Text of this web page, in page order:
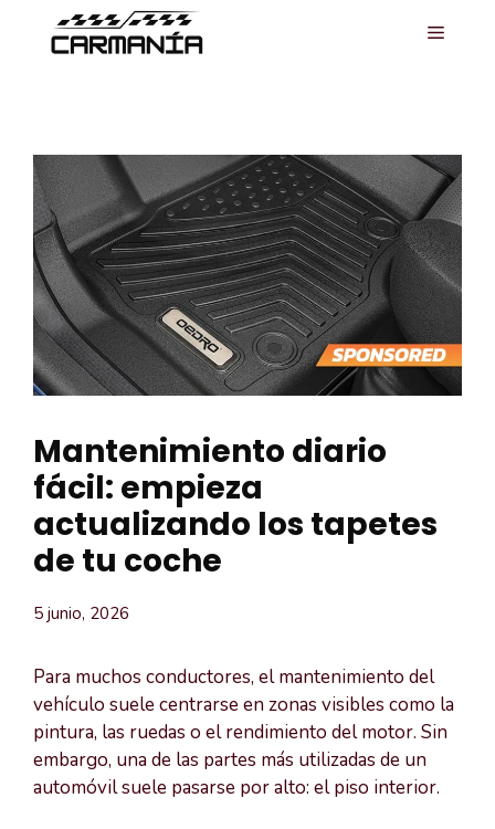
MENÚ
Mantenimiento diario
fácil: empieza
actualizando los tapetes
de tu coche
5 junio, 2026
Para muchos conductores, el mantenimiento del
vehículo suele centrarse en zonas visibles como la
pintura, las ruedas o el rendimiento del motor. Sin
embargo, una de las partes más utilizadas de un
automóvil suele pasarse por alto: el piso interior.